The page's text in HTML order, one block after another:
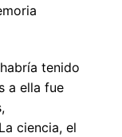
tenido
a ella fue
ciencia, el